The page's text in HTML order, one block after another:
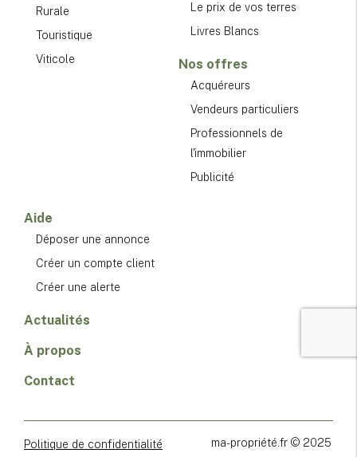
Rurale
Touristique
Viticole
Le prix de vos terres
Livres Blancs
Nos offres
Acquéreurs
Vendeurs particuliers
Professionnels de
l'immobilier
Publicité
Aide
Déposer une annonce
Créer un compte client
Créer une alerte
Actualités
À propos
Contact
Politique de confidentialité
ma-propriété.fr © 2025